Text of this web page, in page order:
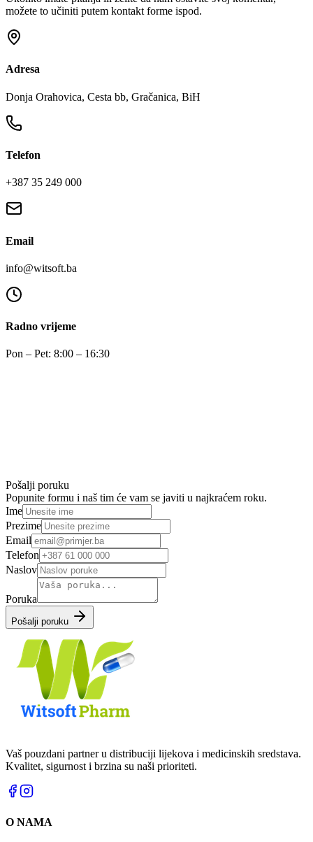
možete to učiniti putem kontakt forme ispod.
Adresa
Donja Orahovica, Cesta bb, Gračanica, BiH
Telefon
+387 35 249 000
Email
info@witsoft.ba
Radno vrijeme
Pon – Pet: 8:00 – 16:30
Pošalji poruku
Popunite formu i naš tim će vam se javiti u najkraćem roku.
Ime
Prezime
Email
Telefon
Naslov
Poruka
Pošalji poruku
Vaš pouzdani partner u distribuciji lijekova i medicinskih sredstava.
Kvalitet, sigurnost i brzina su naši prioriteti.
O NAMA